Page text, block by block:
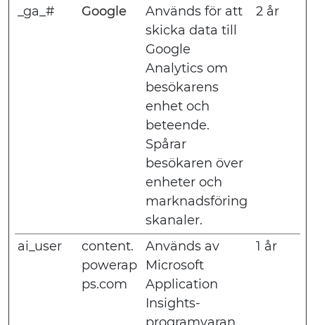
_ga_# Google
Används för att
skicka data till
Google
Analytics om
besökarens
enhet och
beteende.
Spårar
besökaren över
enheter och
marknadsföring
skanaler.
2 år
ai_user
content.
powerap
ps.com
Används av
Microsoft
Application
Insights-
1 år